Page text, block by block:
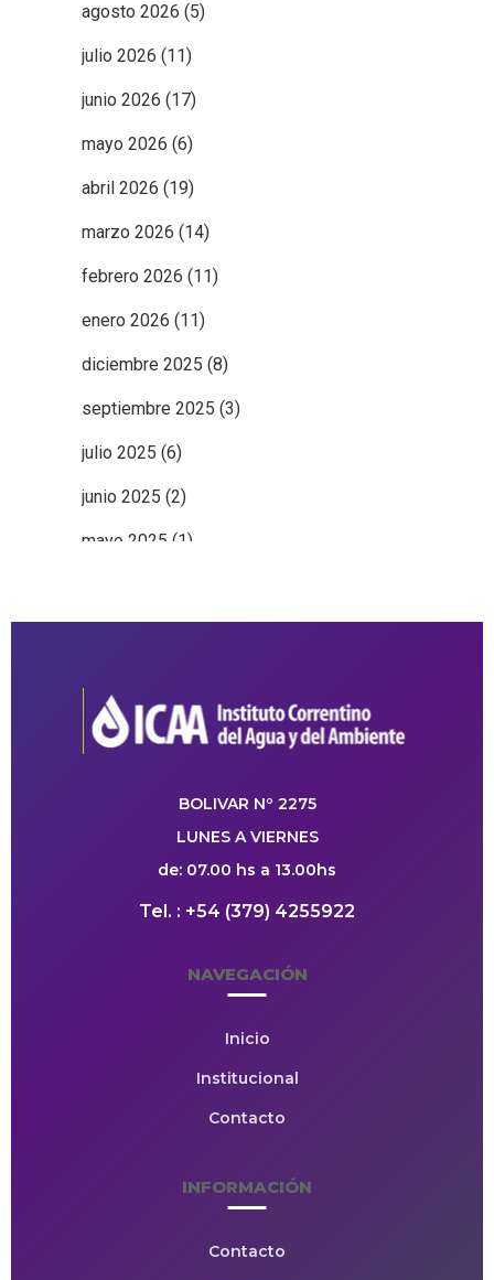
agosto 2026 (5)
julio 2026 (11)
junio 2026 (17)
mayo 2026 (6)
abril 2026 (19)
marzo 2026 (14)
febrero 2026 (11)
enero 2026 (11)
diciembre 2025 (8)
septiembre 2025 (3)
julio 2025 (6)
junio 2025 (2)
mayo 2025 (1)
BOLIVAR Nº 2275
LUNES A VIERNES
de: 07.00 hs a 13.00hs
Tel. : +54 (379) 4255922
NAVEGACIÓN
Inicio
Institucional
Contacto
INFORMACIÓN
Contacto